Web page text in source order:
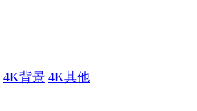
4K背景 4K其他